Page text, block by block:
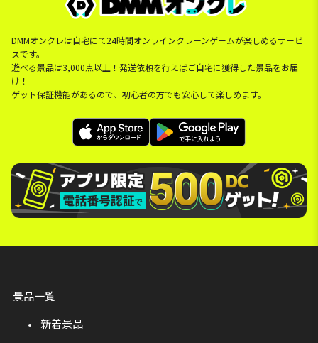
DMMオンクレは自宅にて24時間オンラインクレーンゲームが楽しめるサービ
スです。
遊べる景品は3,000点以上！発送依頼を行えばご自宅に獲得した景品をお届
け！
ゲット保証機能があるので、初心者の方でも安心して楽しめます。
景品一覧
新着景品